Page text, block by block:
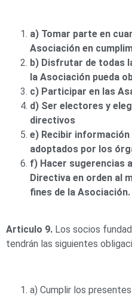
a) Tomar parte en
Asociación en
b) Disfrutar de todas
la Asociación pueda
c) Participar en las
d) Ser electores y
directivos
e) Recibir
adoptados por los
f) Hacer sugerencias
Directiva en orden al
fines de la Asociación.
Articulo 9. Los socios
tendrán las siguientes
a) Cumplir los